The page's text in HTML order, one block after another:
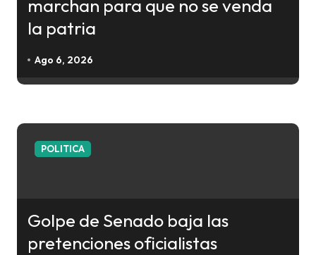
marchan para que no se venda
la patria
Ago 6, 2026
POLITICA
Golpe de Senado baja las
pretenciones oficialistas